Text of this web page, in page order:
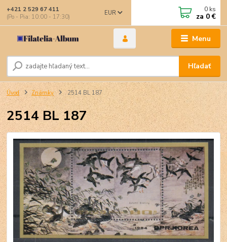
Menu
EUR
Hľadať
+421 2 529 67 411
(Po - Pia: 10:00 - 17:30)
0 ks
za 0 €
Úvod Známky 2514 BL 187
2514 BL 187